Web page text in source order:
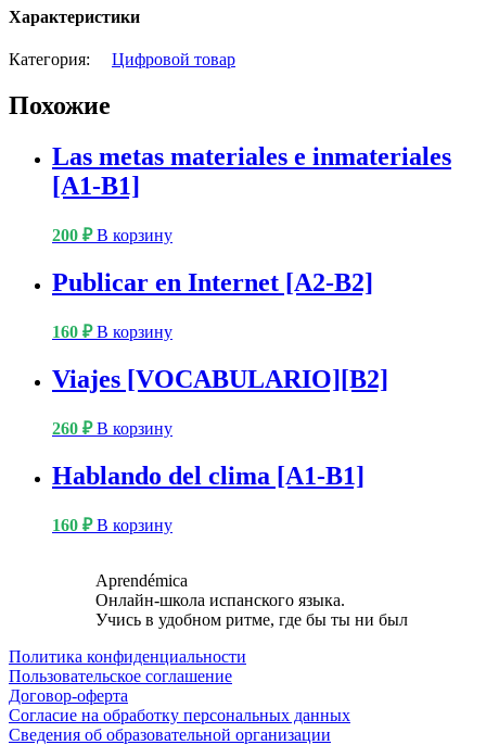
[A1-
quantity
Характеристики
Категория: Цифровой товар
Похожие
Las metas materiales e inmateriales
[A1-B1]
200 ₽ В корзину
Publicar en Internet [A2-B2]
160 ₽ В корзину
Viajes [VOCABULARIO][B2]
260 ₽ В корзину
Hablando del clima [A1-B1]
160 ₽ В корзину
Aprendémica
Онлайн-школа испанского языка.
Учись в удобном ритме, где бы ты ни был
Политика конфиденциальности
Пользовательское соглашение
Договор-оферта
Согласие на обработку персональных данных
Сведения об образовательной организации